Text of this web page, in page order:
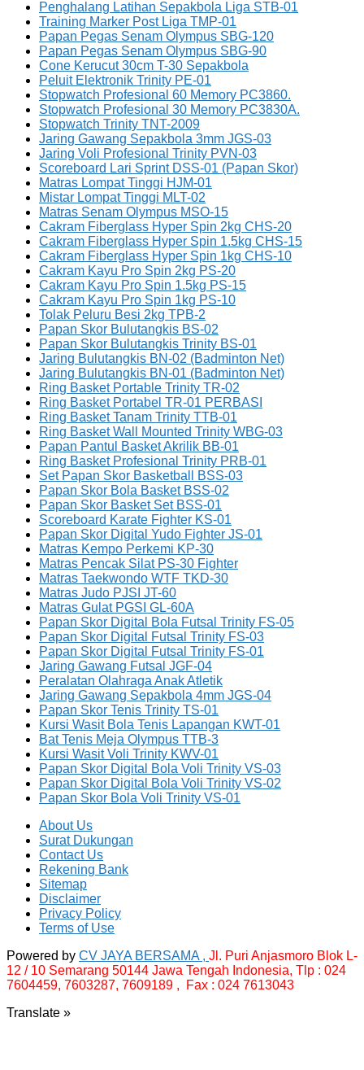
Penghalang Latihan Sepakbola Liga STB-01
Training Marker Post Liga TMP-01
Papan Pegas Senam Olympus SBG-120
Papan Pegas Senam Olympus SBG-90
Cone Kerucut 30cm T-30 Sepakbola
Peluit Elektronik Trinity PE-01
Stopwatch Profesional 60 Memory PC3860.
Stopwatch Profesional 30 Memory PC3830A.
Stopwatch Trinity TNT-2009
Jaring Gawang Sepakbola 3mm JGS-03
Jaring Voli Profesional Trinity PVN-03
Scoreboard Lari Sprint DSS-01 (Papan Skor)
Matras Lompat Tinggi HJM-01
Mistar Lompat Tinggi MLT-02
Matras Senam Olympus MSO-15
Cakram Fiberglass Hyper Spin 2kg CHS-20
Cakram Fiberglass Hyper Spin 1.5kg CHS-15
Cakram Fiberglass Hyper Spin 1kg CHS-10
Cakram Kayu Pro Spin 2kg PS-20
Cakram Kayu Pro Spin 1.5kg PS-15
Cakram Kayu Pro Spin 1kg PS-10
Tolak Peluru Besi 2kg TPB-2
Papan Skor Bulutangkis BS-02
Papan Skor Bulutangkis Trinity BS-01
Jaring Bulutangkis BN-02 (Badminton Net)
Jaring Bulutangkis BN-01 (Badminton Net)
Ring Basket Portable Trinity TR-02
Ring Basket Portabel TR-01 PERBASI
Ring Basket Tanam Trinity TTB-01
Ring Basket Wall Mounted Trinity WBG-03
Papan Pantul Basket Akrilik BB-01
Ring Basket Profesional Trinity PRB-01
Set Papan Skor Basketball BSS-03
Papan Skor Bola Basket BSS-02
Papan Skor Basket Set BSS-01
Scoreboard Karate Fighter KS-01
Papan Skor Digital Yudo Fighter JS-01
Matras Kempo Perkemi KP-30
Matras Pencak Silat PS-30 Fighter
Matras Taekwondo WTF TKD-30
Matras Judo PJSI JT-60
Matras Gulat PGSI GL-60A
Papan Skor Digital Bola Futsal Trinity FS-05
Papan Skor Digital Futsal Trinity FS-03
Papan Skor Digital Futsal Trinity FS-01
Jaring Gawang Futsal JGF-04
Peralatan Olahraga Anak Atletik
Jaring Gawang Sepakbola 4mm JGS-04
Papan Skor Tenis Trinity TS-01
Kursi Wasit Bola Tenis Lapangan KWT-01
Bat Tenis Meja Olympus TTB-3
Kursi Wasit Voli Trinity KWV-01
Papan Skor Digital Bola Voli Trinity VS-03
Papan Skor Digital Bola Voli Trinity VS-02
Papan Skor Bola Voli Trinity VS-01
About Us
Surat Dukungan
Contact Us
Rekening Bank
Sitemap
Disclaimer
Privacy Policy
Terms of Use
Powered by CV JAYA BERSAMA , Jl. Puri Anjasmoro Blok L-
12 / 10 Semarang 50144 Jawa Tengah Indonesia, Tlp : 024
7604459, 7603287, 7609189 , Fax : 024 7613043
Translate »